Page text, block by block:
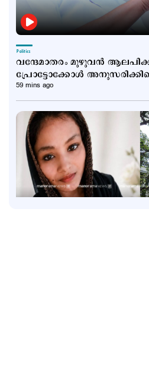
Politics
വന്ദേമാതരം മുഴുവന്‍
പ്രോട്ടോക്കോള്‍
59 mins ago